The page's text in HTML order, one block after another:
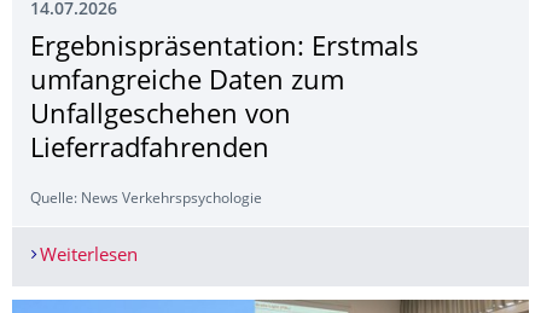
14.07.2026
Ergebnispräsenta­tion: Erstmals
umfangreiche Daten zum
Unfallgeschehen von
Lieferradfahrenden
Quelle: News Verkehrspsychologie
Weiterlesen